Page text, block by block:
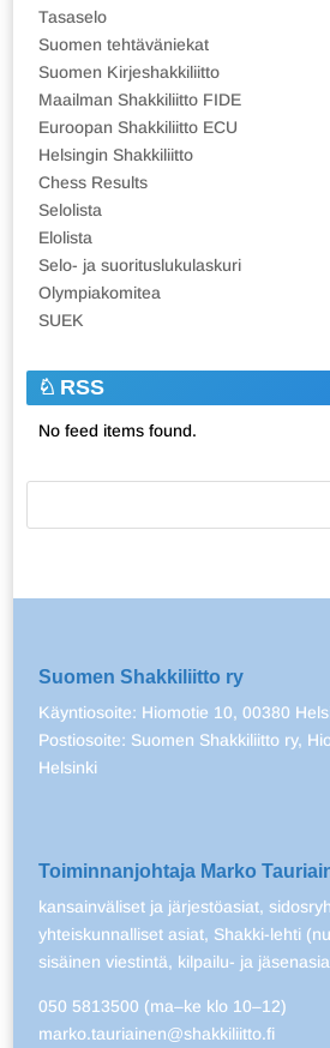
Tasaselo
Suomen tehtäväniekat
Suomen Kirjeshakkiliitto
Maailman Shakkiliitto FIDE
Euroopan Shakkiliitto ECU
Helsingin Shakkiliitto
Chess Results
Selolista
Elolista
Selo- ja suorituslukulaskuri
Olympiakomitea
SUEK
RSS
No feed items found.
Suomen Shakkiliitto ry
Käyntiosoite: Hiomotie 10, 00380
Postiosoite: Suomen Shakkiliitto ry,
Helsinki
Toiminnanjohtaja Marko
kansainväliset ja järjestöasiat,
yhteiskunnalliset asiat, Shakki-lehti
sisäinen viestintä, kilpailu- ja
050 5813500 (ma–ke klo 10–12)
marko.tauriainen@shakkiliitto.fi